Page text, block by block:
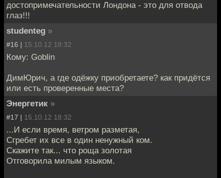
достопримечательности Лондона - это для отвода
глаз!!!
studenteg »
#16 | 15.10.12 18:32
Кому: Goblin
ДимЮрич, а где одёжку приобретаете? как придётся
или есть проверенные места?
Энергетик »
#17 | 15.10.12 18:32
...И если время, ветром разметая,
Сгребет их все в один ненужный ком.
Скажите так... что роща золотая
Отговорила милым языком.